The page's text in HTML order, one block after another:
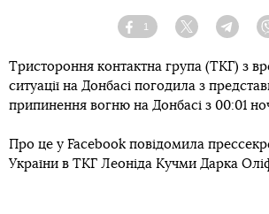
Facebook
1
Twitter
Тристороння контактна група (ТКГ) з
ситуації на Донбасі погодила з
припинення вогню на Донбасі з 00:01
Про це у Facebook повідомила
України в ТКГ Леоніда Кучми Дарка